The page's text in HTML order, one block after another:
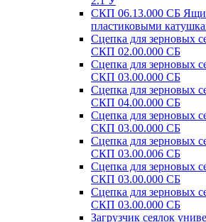
СКП 06.13.000 СБ
пластиковыми
Сцепка для зерновых
СКП 02.00.000 СБ
Сцепка для зерновых
СКП 03.00.000 СБ
Сцепка для зерновых
СКП 04.00.000 СБ
Сцепка для зерновых
СКП 03.00.000 СБ
Сцепка для зерновых
СКП 03.00.006 СБ
Сцепка для зерновых
СКП 03.00.000 СБ
Сцепка для зерновых
СКП 03.00.000 СБ
Загрузчик сеялок